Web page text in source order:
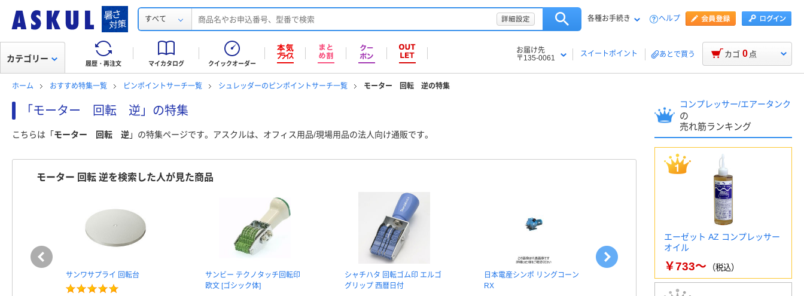
すべて 詳細設定 各種お手続き ヘルプ
履歴・再注文 マイカタログ クイックオーダー
お届け先
〒135-0061
スイートポイント あとで買う
カテゴリー カゴ 0 点
ホーム おすすめ特集一覧 ピンポイントサーチ一覧 シュレッダーのピンポイントサーチ一覧 モーター 回転 逆の特集
「モーター 回転 逆」の特集
こちらは「 モーター 回転 逆」の特集ページです。アスクルは、オフィス用品/現場用品の法人向け通販です。
モーター 回転 逆を検索した人が見た商品
サンワサプライ 回転台
サンビー テクノタッチ回転印
欧文 [ゴシック体]
シャチハタ 回転ゴム印 エルゴ
グリップ 西暦日付
日本電産シンポ リングコーン
RX
コンプレッサー/エアータンク
の
売れ筋ランキング
エーゼット AZ コンプレッサー
オイル
￥733～ （税込）